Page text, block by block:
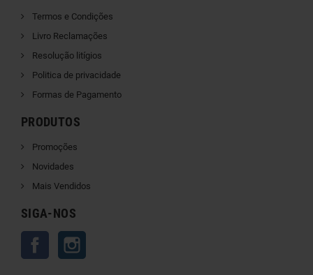
Termos e Condições
Livro Reclamações
Resolução litígios
Politica de privacidade
Formas de Pagamento
PRODUTOS
Promoções
Novidades
Mais Vendidos
SIGA-NOS
Facebook